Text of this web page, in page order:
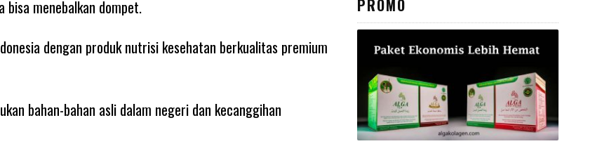
menebalkan dompet.
dengan produk nutrisi kesehatan berkualitas premium
bahan-bahan asli dalam negeri dan kecanggihan
PROMO